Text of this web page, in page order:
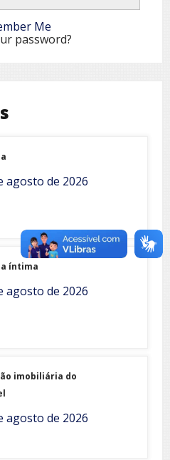
Me
password?
agosto de 2026
íntima
agosto de 2026
imobiliária do
agosto de 2026